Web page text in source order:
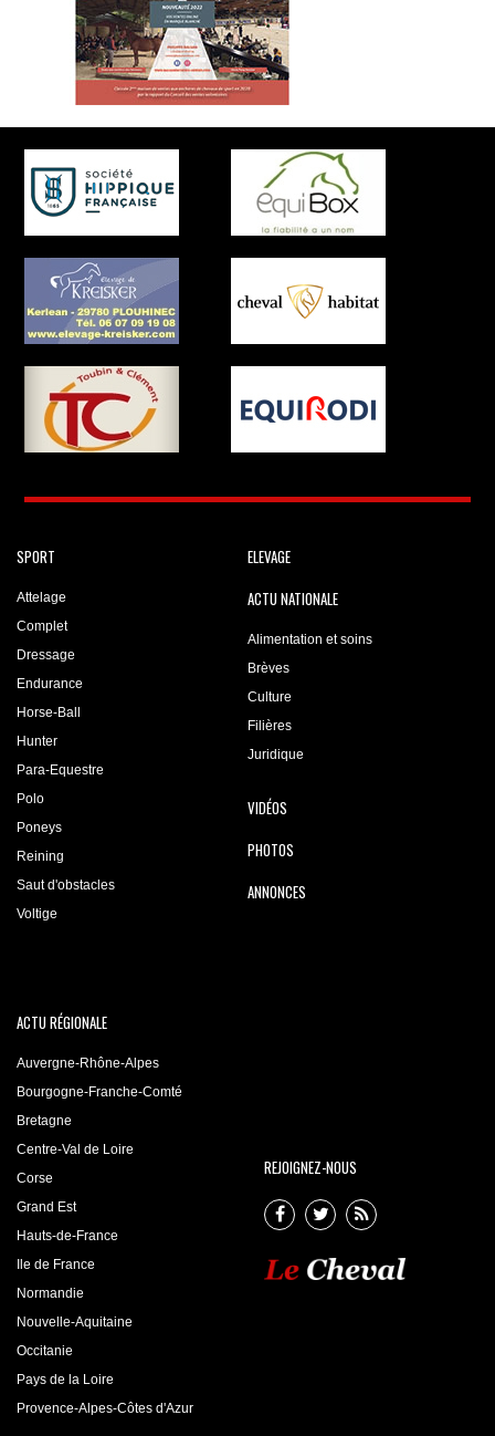
SPORT
Attelage
Complet
Dressage
Endurance
Horse-Ball
Hunter
Para-Equestre
Polo
Poneys
Reining
Saut d'obstacles
Voltige
ELEVAGE
ACTU NATIONALE
Alimentation et soins
Brèves
Culture
Filières
Juridique
VIDÉOS
PHOTOS
ANNONCES
ACTU RÉGIONALE
Auvergne-Rhône-Alpes
Bourgogne-Franche-Comté
Bretagne
Centre-Val de Loire
Corse
Grand Est
Hauts-de-France
Ile de France
Normandie
Nouvelle-Aquitaine
Occitanie
Pays de la Loire
Provence-Alpes-Côtes d'Azur
REJOIGNEZ-NOUS